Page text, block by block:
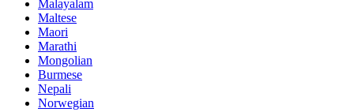
Malayalam
Maltese
Maori
Marathi
Mongolian
Burmese
Nepali
Norwegian